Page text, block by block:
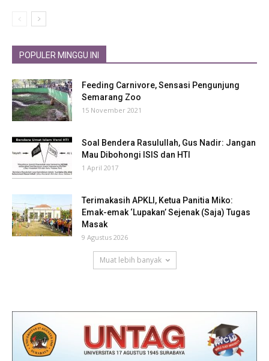
POPULER MINGGU INI
Feeding Carnivore, Sensasi Pengunjung
Semarang Zoo
15 November 2021
Soal Bendera Rasulullah, Gus Nadir: Jangan
Mau Dibohongi ISIS dan HTI
1 April 2017
Terimakasih APKLI, Ketua Panitia Miko:
Emak-emak ‘Lupakan’ Sejenak (Saja) Tugas
Masak
9 Agustus 2026
Muat lebih banyak